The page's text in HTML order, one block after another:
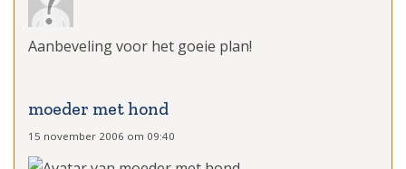
Aanbeveling voor het goeie plan!
moeder met hond
15 november 2006 om 09:40